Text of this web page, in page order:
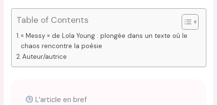
Table of Contents
« Messy » de Lola Young : plongée dans un texte où le
chaos rencontre la poésie
Auteur/autrice
L’article en bref